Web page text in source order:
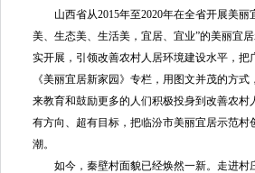
山西省从2015年至2020年在全省开展美丽
美、生态美、生活美，宜居、宜业”的美丽宜
实开展，引领改善农村人居环境建设水平，
《美丽宜居新家园》专栏，用图文并茂的方
来教育和鼓励更多的人们积极投身到改善农
有方向、超有目标，把临汾市美丽宜居示范村
潮
如今，秦壁村面貌已经焕然一新。走进村